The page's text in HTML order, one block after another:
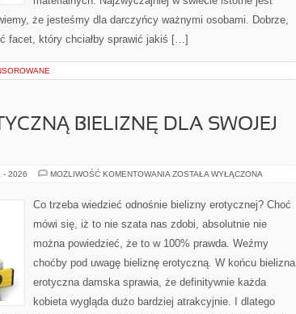
że jesteśmy dla darczyńcy ważnymi osobami. Dobrze,
facet, który chciałby sprawić jakiś […]
BIELIZNĘ DLA SWOJEJ
- 2026 MOŻLIWOŚĆ KOMENTOWANIA JAK
BIELIZNĘ
DLA
DZIEWCZYNY?
ZOSTAŁA WYŁĄCZONA
Co trzeba wiedzieć odnośnie bielizny erotycznej? Choć
mówi się, iż to nie szata nas zdobi, absolutnie nie
można powiedzieć, że to w 100% prawda. Weźmy
choćby pod uwagę bieliznę erotyczną. W końcu bielizna
erotyczna damska sprawia, że definitywnie każda
kobieta wygląda dużo bardziej atrakcyjnie. I dlatego